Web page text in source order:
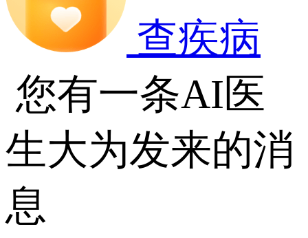
查疾病
您有一条AI医
生大为发来的消
息